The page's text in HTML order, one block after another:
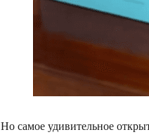
Но самое удивительное